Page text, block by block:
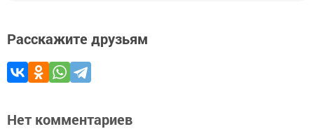
Расскажите друзьям
Нет комментариев